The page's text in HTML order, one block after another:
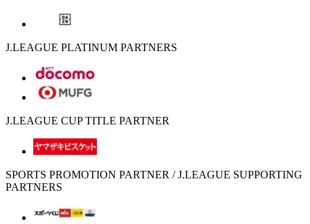
J.LEAGUE PLATINUM PARTNERS
J.LEAGUE CUP TITLE PARTNER
SPORTS PROMOTION PARTNER / J.LEAGUE SUPPORTING
PARTNERS